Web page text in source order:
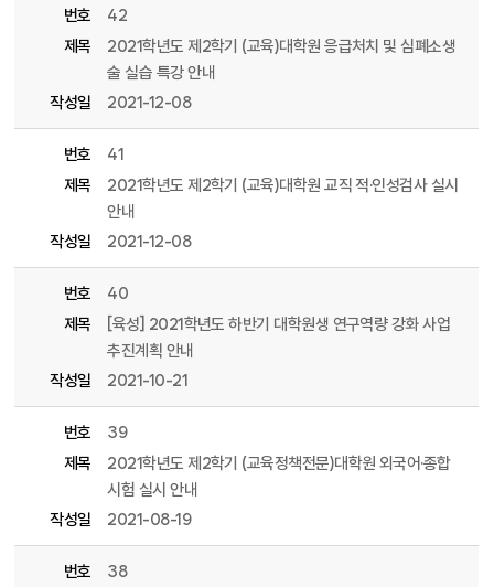
번호
42
제목
2021학년도 제2학기 (교육)대학원 응급처치 및 심폐소생
술 실습 특강 안내
작성일
2021-12-08
번호
41
제목
2021학년도 제2학기 (교육)대학원 교직 적·인성검사 실시
안내
작성일
2021-12-08
번호
40
제목
[육성] 2021학년도 하반기 대학원생 연구역량 강화 사업
추진계획 안내
작성일
2021-10-21
번호
39
제목
2021학년도 제2학기 (교육정책전문)대학원 외국어·종합
시험 실시 안내
작성일
2021-08-19
번호
38